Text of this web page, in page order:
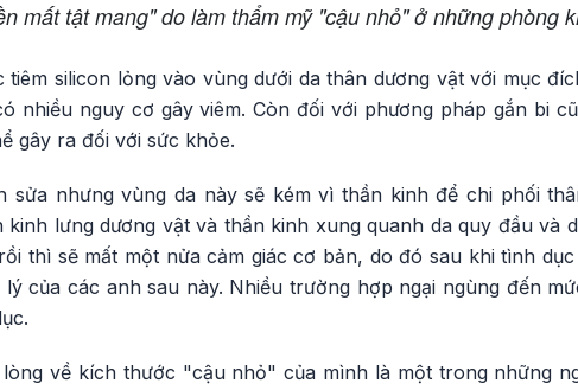
mất tật mang" do làm thẩm mỹ "cậu nhỏ" ở những phòng
tiêm silicon lỏng vào vùng dưới da thân dương vật với mục
nhiều nguy cơ gây viêm. Còn đối với phương pháp gắn bi
gây ra đối với sức khỏe.
sửa nhưng vùng da này sẽ kém vì thần kinh để chi phối
lưng dương vật và thần kinh xung quanh da quy đầu và
thì sẽ mất một nửa cảm giác cơ bản, do đó sau khi tình
của các anh sau này. Nhiều trường hợp ngại ngùng đến
về kích thước "cậu nhỏ" của mình là một trong những